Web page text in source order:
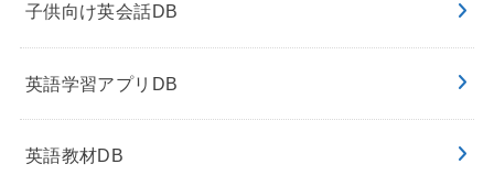
子供向け英会話DB
英語学習アプリDB
英語教材DB